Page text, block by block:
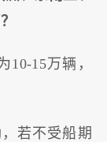
15万辆，
若不受船期